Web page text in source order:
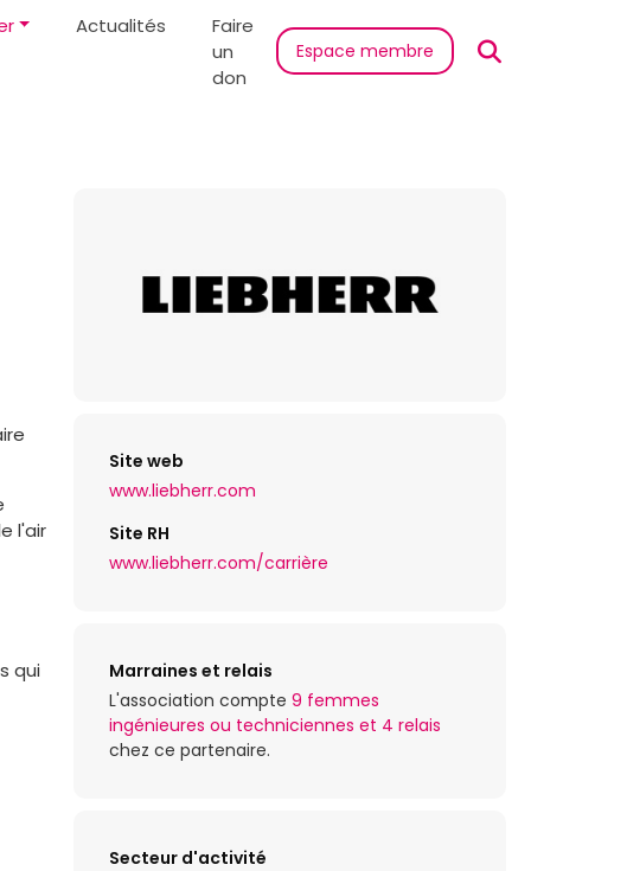
Actualités
Faire
un
don
Espace membre
l'air
qui
Site web
www.liebherr.com
Site RH
www.liebherr.com/carrière
Marraines et relais
L'association compte 9 femmes
ingénieures ou techniciennes et 4 relais
chez ce partenaire.
Secteur d'activité